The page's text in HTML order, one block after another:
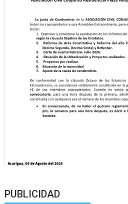
PUBLICIDAD